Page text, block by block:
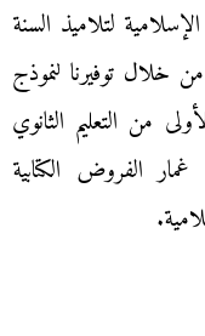
لتلاميذ السنة
08)، ونهدف من خلال توفيرنا لنموذج
من التعليم الثانوي
الفروض الكتابية